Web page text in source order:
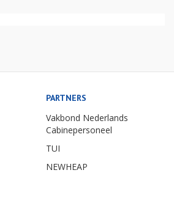
PARTNERS
Vakbond Nederlands
Cabinepersoneel
TUI
NEWHEAP